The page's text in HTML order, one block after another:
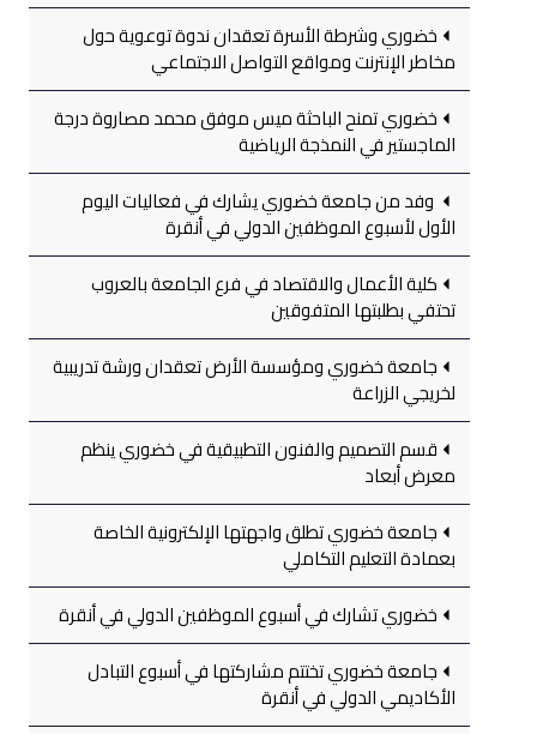
خضوري وشرطة الأسرة تعقدان ندوة توعوية حول
مخاطر الإنترنت ومواقع التواصل الاجتماعي
خضوري تمنح الباحثة ميس موفق محمد مصاروة درجة
الماجستير في النمذجة الرياضية
وفد من جامعة خضوري يشارك في فعاليات اليوم
الأول لأسبوع الموظفين الدولي في أنقرة
كلية الأعمال والاقتصاد في فرع الجامعة بالعروب
تحتفي بطلبتها المتفوقين
جامعة خضوري ومؤسسة الأرض تعقدان ورشة تدريبية
لخريجي الزراعة
قسم التصميم والفنون التطبيقية في خضوري ينظم
معرض أبعاد
جامعة خضوري تطلق واجهتها الإلكترونية الخاصة
بعمادة التعليم التكاملي
خضوري تشارك في أسبوع الموظفين الدولي في أنقرة
جامعة خضوري تختتم مشاركتها في أسبوع التبادل
الأكاديمي الدولي في أنقرة